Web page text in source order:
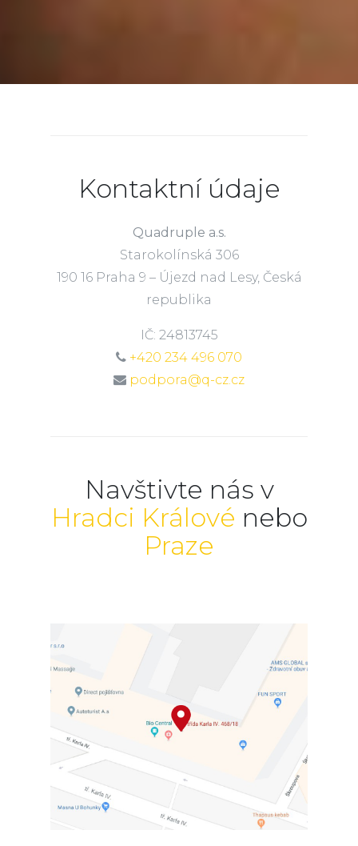
Kontaktní údaje
Quadruple a.s.
Starokolínská 306
190 16 Praha 9 – Újezd nad Lesy, Česká
republika
IČ: 24813745
+420 234 496 070
podpora@q-cz.cz
Navštivte nás v
Hradci Králové nebo
Praze